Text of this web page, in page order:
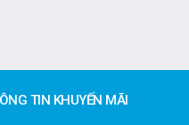
TIN KHUYẾN MÃI